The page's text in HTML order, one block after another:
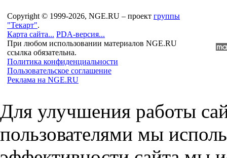
Copyright © 1999-2026, NGE.RU – проект группы
"Текарт".
Карта сайта... PDA-версия...
При любом использовании материалов NGE.RU
ссылка обязательна.
Политика конфиденциальности
Пользовательское соглашение
Реклама на NGE.RU
Для улучшения работы
пользователями мы